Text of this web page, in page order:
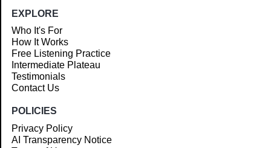
EXPLORE
Who It's For
How It Works
Free Listening Practice
Intermediate Plateau
Testimonials
Contact Us
POLICIES
Privacy Policy
AI Transparency Notice